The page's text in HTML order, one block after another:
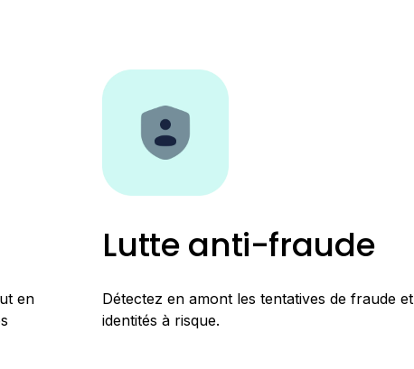
en
Lutte anti-fraude
Détectez en amont les tentatives de fraude et
identités à risque.